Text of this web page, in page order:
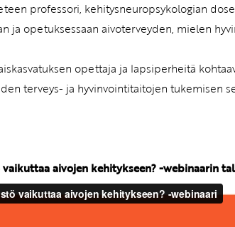
professori, kehitysneuropsykologian
ja opetuksessaan aivoterveyden, mielen
opettaja ja lapsiperheitä
terveys- ja hyvinvointitaitojen tukemisen
aivojen kehitykseen? -webinaarin